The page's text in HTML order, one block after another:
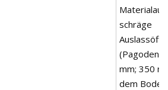
schräge
mm; 350
dem Boden